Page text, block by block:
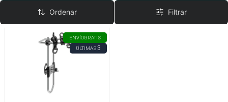
Anclaje Rueda Jeep
Ordenar Filtrar
ENVÍOGRATIS
ÚLTIMAS3